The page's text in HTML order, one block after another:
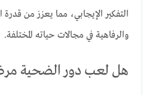
التفكير الإيجابي، مما يعزز من
والرفاهية في مجالات حياته المختلفة.
هل لعب دور الضحية